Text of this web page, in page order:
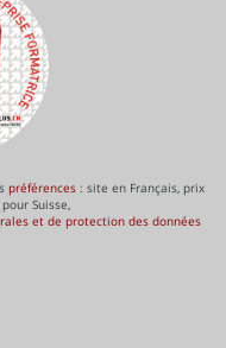
préférences : site en Français, prix
Suisse,
et de protection des données